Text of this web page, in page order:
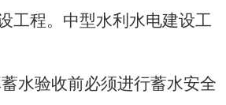
工程。中型水利水电建设工
水验收前必须进行蓄水安全